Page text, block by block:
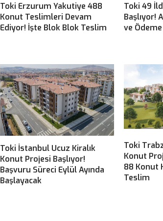
Toki Erzurum Yakutiye 488
Konut Teslimleri Devam
Ediyor! İşte Blok Blok Teslim
Toki 49
Başlıyor!
ve Ödeme
Toki İstanbul Ucuz Kiralık
Konut Projesi Başlıyor!
Başvuru Süreci Eylül Ayında
Başlayacak
Toki
Konut
88 Konut
Teslim